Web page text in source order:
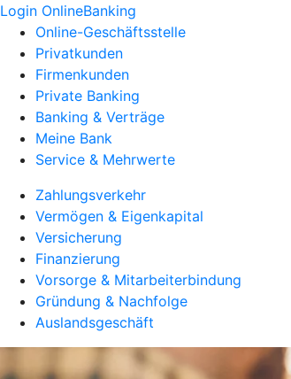
Login OnlineBanking
Online-Geschäftsstelle
Privatkunden
Firmenkunden
Private Banking
Banking & Verträge
Meine Bank
Service & Mehrwerte
Zahlungsverkehr
Vermögen & Eigenkapital
Versicherung
Finanzierung
Vorsorge & Mitarbeiterbindung
Gründung & Nachfolge
Auslandsgeschäft